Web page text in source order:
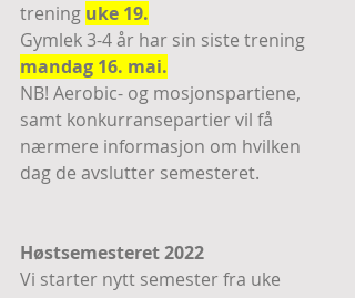
trening uke 19.
Gymlek 3-4 år har sin siste trening
mandag 16. mai.
NB! Aerobic- og mosjonspartiene,
samt konkurransepartier vil få
nærmere informasjon om hvilken
dag de avslutter semesteret.
Høstsemesteret 2022
Vi starter nytt semester fra uke